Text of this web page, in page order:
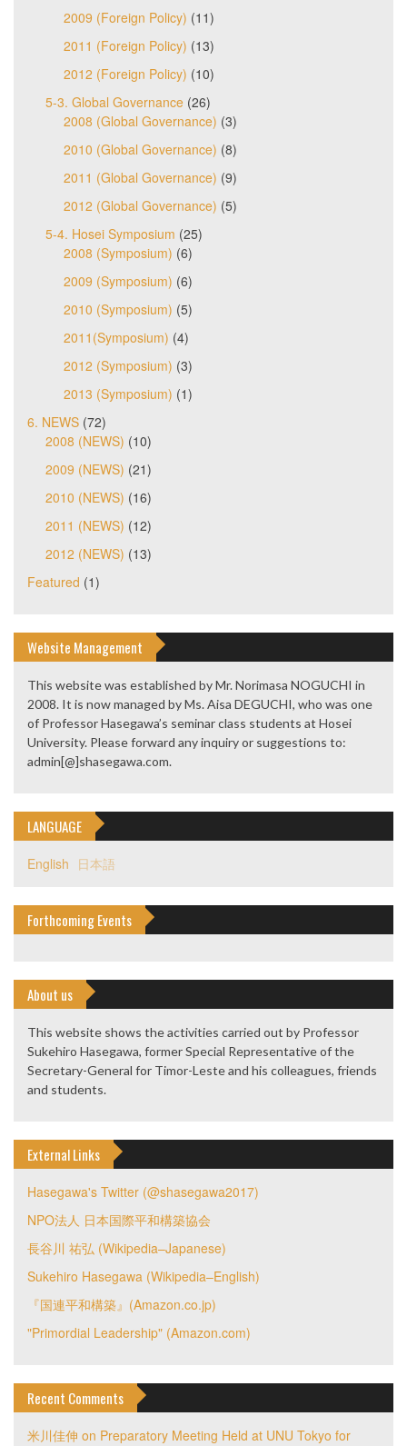
2009 (Foreign Policy) (11)
2011 (Foreign Policy) (13)
2012 (Foreign Policy) (10)
5-3. Global Governance (26)
2008 (Global Governance) (3)
2010 (Global Governance) (8)
2011 (Global Governance) (9)
2012 (Global Governance) (5)
5-4. Hosei Symposium (25)
2008 (Symposium) (6)
2009 (Symposium) (6)
2010 (Symposium) (5)
2011(Symposium) (4)
2012 (Symposium) (3)
2013 (Symposium) (1)
6. NEWS (72)
2008 (NEWS) (10)
2009 (NEWS) (21)
2010 (NEWS) (16)
2011 (NEWS) (12)
2012 (NEWS) (13)
Featured (1)
Website Management
This website was established by Mr. Norimasa NOGUCHI in
2008. It is now managed by Ms. Aisa DEGUCHI, who was one
of Professor Hasegawa’s seminar class students at Hosei
University. Please forward any inquiry or suggestions to:
admin[@]shasegawa.com.
LANGUAGE
English 日本語
Forthcoming Events
About us
This website shows the activities carried out by Professor
Sukehiro Hasegawa, former Special Representative of the
Secretary-General for Timor-Leste and his colleagues, friends
and students.
External Links
Hasegawa's Twitter (@shasegawa2017)
NPO法人 日本国際平和構築協会
長谷川 祐弘 (Wikipedia–Japanese)
Sukehiro Hasegawa (Wikipedia–English)
『国連平和構築』(Amazon.co.jp)
"Primordial Leadership" (Amazon.com)
Recent Comments
米川佳伸 on Preparatory Meeting Held at UNU Tokyo for